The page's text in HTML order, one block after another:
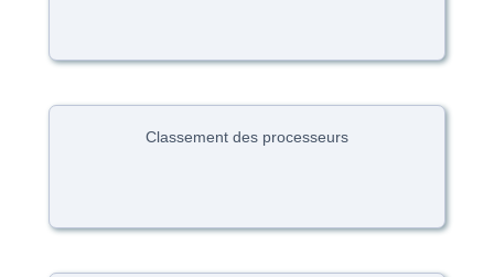
Classement des processeurs